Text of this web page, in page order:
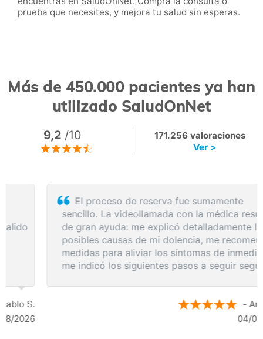
prueba que necesites, y mejora tu salud sin esperas.
Más de 450.000 pacientes ya han
utilizado SaludOnNet
9,2 /10
171.256 valoraciones
Ver >
El proceso de reserva fue sumamente
sencillo. La videollamada con la médica resultó
de gran ayuda: me explicó detalladamente las
posibles causas de mi dolencia, me recomendó
medidas para aliviar los síntomas de inmediato y
me indicó los siguientes pasos a seguir según
- Anónimo
04/08/2026